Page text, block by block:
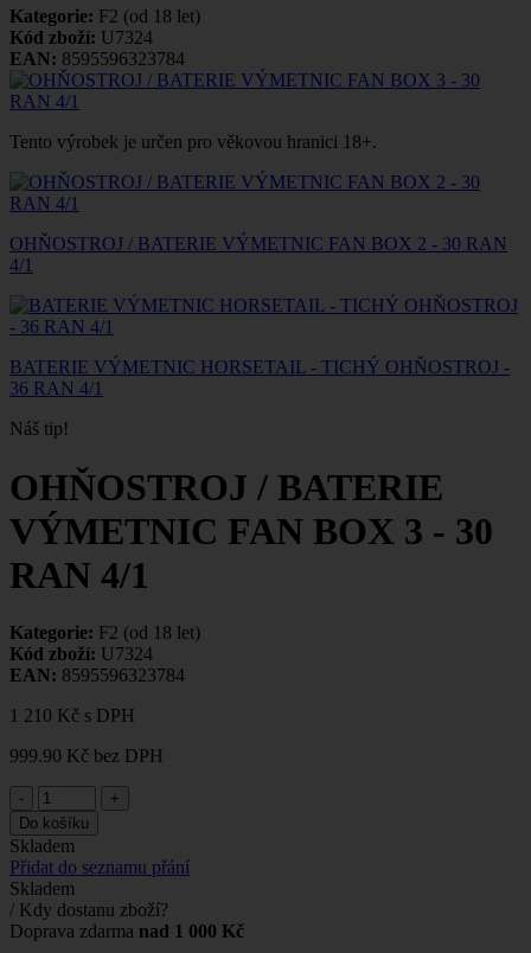
Kategorie: F2 (od 18 let)
Kód zboží: U7324
EAN: 8595596323784
Tento výrobek je určen pro věkovou hranici 18+.
OHŇOSTROJ / BATERIE VÝMETNIC FAN BOX 2 - 30 RAN
4/1
BATERIE VÝMETNIC HORSETAIL - TICHÝ OHŇOSTROJ -
36 RAN 4/1
Náš tip!
OHŇOSTROJ / BATERIE
VÝMETNIC FAN BOX 3 - 30
RAN 4/1
Kategorie: F2 (od 18 let)
Kód zboží: U7324
EAN: 8595596323784
1 210 Kč s DPH
999.90 Kč bez DPH
-
+
Do košíku
Skladem
Přidat do seznamu přání
Skladem
/ Kdy dostanu zboží?
Doprava zdarma nad 1 000 Kč